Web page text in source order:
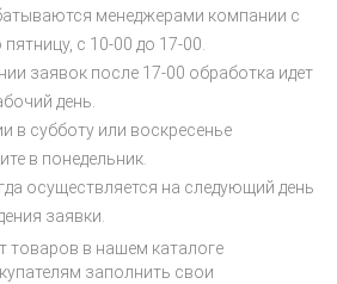
менеджерами компании с
с 10-00 до 17-00.
заявок после 17-00 обработка идет
день.
в субботу или воскресенье
в понедельник.
осуществляется на следующий день
заявки.
товаров в нашем каталоге
заполнить свои